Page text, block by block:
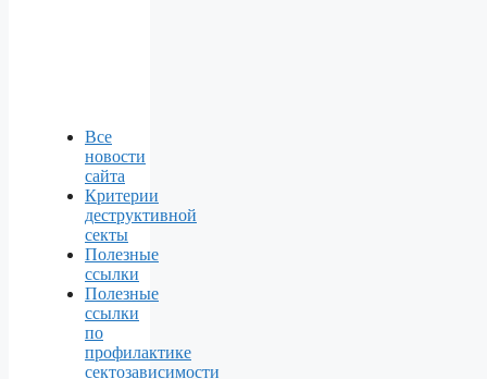
Все
новости
сайта
Критерии
деструктивной
секты
Полезные
ссылки
Полезные
ссылки
по
профилактике
сектозависимости